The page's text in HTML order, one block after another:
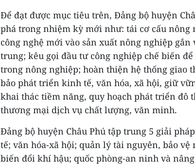
Để đạt được mục tiêu trên, Đảng bộ huyện
phá trong nhiệm kỳ mới như: tái cơ cấu nông
công nghệ mới vào sản xuất nông nghiệp gắn
trung; kêu gọi đầu tư công nghiệp chế biến
trong nông nghiệp; hoàn thiện hệ thống giao
bảo phát triển kinh tế, văn hóa, xã hội, giữ
khai thác tiềm năng, quy hoạch phát triển đô
thương mại dịch vụ chất lượng, văn minh.
Đảng bộ huyện Châu Phú tập trung 5 giải
tế; văn hóa-xã hội; quản lý tài nguyên, bảo
biến đổi khí hậu; quốc phòng-an ninh và